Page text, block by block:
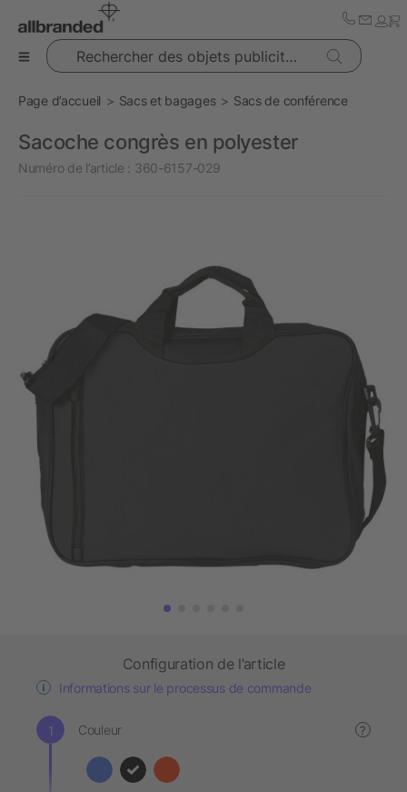
Rechercher des objets publicitaires
Page d’accueil Sacs et bagages Sacs de conférence
Sacoche congrès en polyester
Numéro de l’article : 360-6157-029
Configuration de l’article
Informations sur le processus de commande
Couleur ?